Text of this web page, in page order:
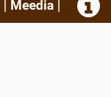
| Meedia|